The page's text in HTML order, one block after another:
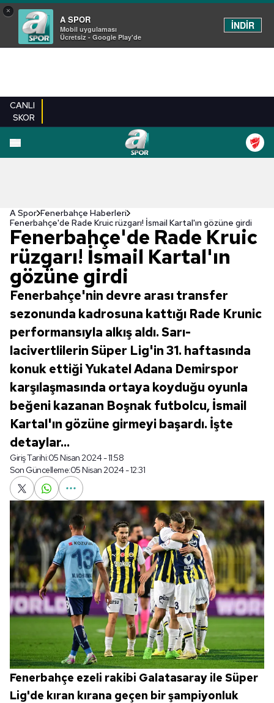
×
A SPOR
Mobil uygulaması
Ücretsiz - Google Play'de
İNDİR
CANLI
SKOR
A Spor Fenerbahçe Haberleri
Fenerbahçe'de Rade Kruic rüzgarı! İsmail Kartal'ın gözüne girdi
Fenerbahçe'de Rade Kruic
rüzgarı! İsmail Kartal'ın
gözüne girdi
Fenerbahçe'nin devre arası transfer
sezonunda kadrosuna kattığı Rade Krunic
performansıyla alkış aldı. Sarı-
lacivertlilerin Süper Lig'in 31. haftasında
konuk ettiği Yukatel Adana Demirspor
karşılaşmasında ortaya koyduğu oyunla
beğeni kazanan Boşnak futbolcu, İsmail
Kartal'ın gözüne girmeyi başardı. İşte
detaylar...
Giriş Tarihi:05 Nisan 2024 - 11:58
Son Güncelleme:05 Nisan 2024 - 12:31
Fenerbahçe ezeli rakibi Galatasaray ile Süper
Lig'de kıran kırana geçen bir şampiyonluk